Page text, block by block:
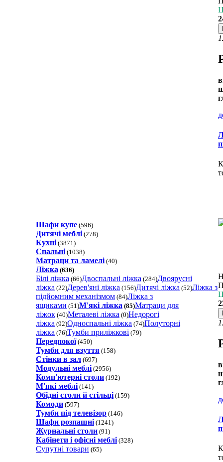
Шафи купе (596)
Дитячі меблі(278)
Кухні(3871)
Спальні(1038)
Матраци та ламелi(40)
Ліжка (636)
Білі ліжка (66)Двоспальні ліжка (284)Двоярусні
ліжка (22)Дерев'яні ліжка (156)Дитячі ліжка (52)Ліжка з
підйомним механізмом (84)Ліжка з
ящиками (51)М'які ліжка (85)Матраци для
ліжок (40)Металеві ліжка (0)Недорогі
ліжка (92)Односпальні ліжка (74)Полуторні
ліжка (76)Тумби приліжкові (79)
Передпокої(450)
Тумби для взуття (158)
Стінки в зал (697)
Модульні меблі(2956)
Комп'ютерні столи (192)
М'які меблі(141)
Обідні столи й стільці(159)
Комоди (597)
Тумби під телевізор (146)
Шафи розпашні(1241)
Журнальні столи (91)
Кабінети і офісні меблі(328)
Супутні товари (65)